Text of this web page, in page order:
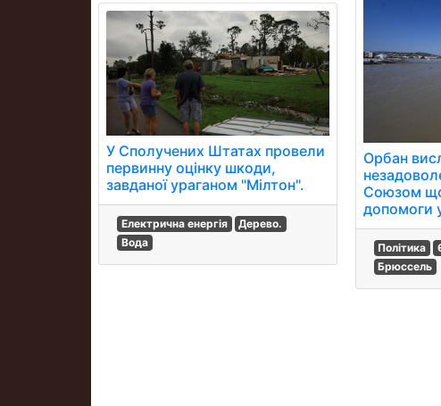
У Сполучених Штатах провели
первинну оцінку шкоди,
завданої ураганом "Мілтон".
Електрична енергія
Дерево.
Вода
Орбан
Союзом
допомоги
Політика
Брюссель